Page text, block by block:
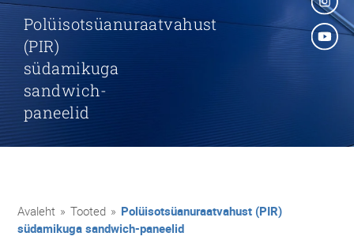
Polüisotsüanuraatvahust
(PIR)
südamikuga
sandwich-
paneelid
Avaleht » Tooted » Polüisotsüanuraatvahust (PIR)
südamikuga sandwich-paneelid